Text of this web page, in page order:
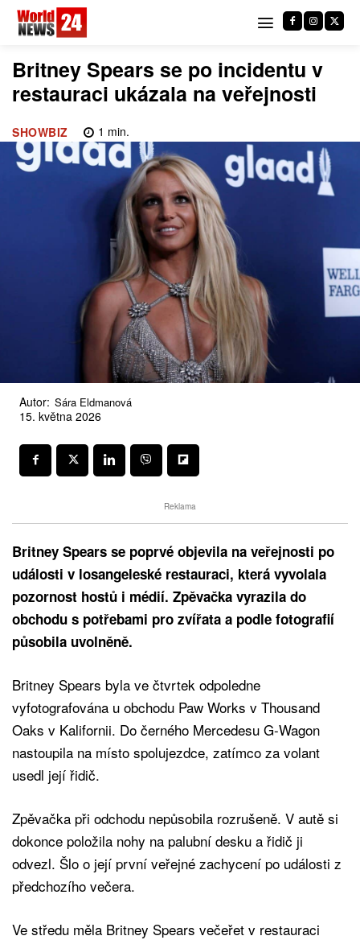
Britney Spears se po incidentu v
restauraci ukázala na veřejnosti
SHOWBIZ 1 min.
Autor: Sára Eldmanová
15. května 2026
Reklama
Britney Spears se poprvé objevila na veřejnosti po
události v losangeleské restauraci, která vyvolala
pozornost hostů i médií. Zpěvačka vyrazila do
obchodu s potřebami pro zvířata a podle fotografií
působila uvolněně.
Britney Spears byla ve čtvrtek odpoledne
vyfotografována u obchodu Paw Works v Thousand
Oaks v Kalifornii. Do černého Mercedesu G-Wagon
nastoupila na místo spolujezdce, zatímco za volant
usedl její řidič.
Zpěvačka při odchodu nepůsobila rozrušeně. V autě si
dokonce položila nohy na palubní desku a řidič ji
odvezl. Šlo o její první veřejné zachycení po události z
předchozího večera.
Ve středu měla Britney Spears večeřet v restauraci